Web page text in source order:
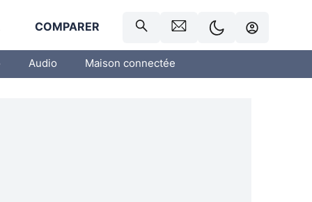
COMPARER
Audio Maison connectée